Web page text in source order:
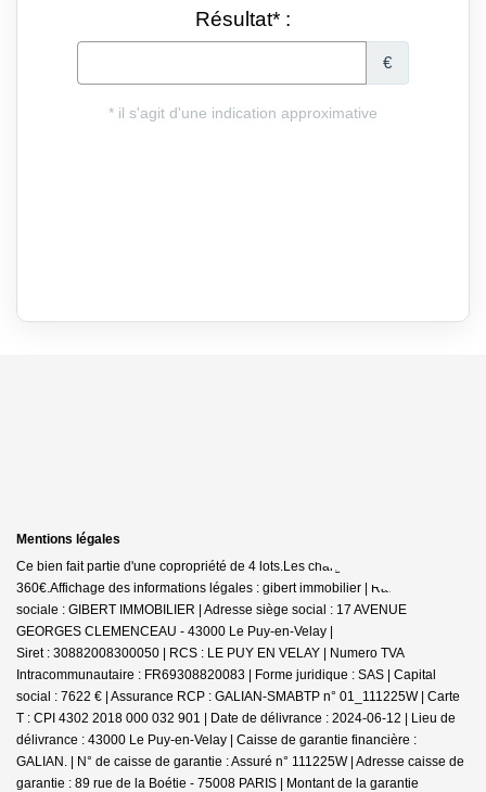
Mentions légales
Ce bien fait partie d'une copropriété de 4 lots.Les charges annuelles sont de
360€.Affichage des informations légales : gibert immobilier | Raison
sociale : GIBERT IMMOBILIER | Adresse siège social : 17 AVENUE
GEORGES CLEMENCEAU - 43000 Le Puy-en-Velay |
Siret : 30882008300050 | RCS : LE PUY EN VELAY | Numero TVA
Intracommunautaire : FR69308820083 | Forme juridique : SAS | Capital
social : 7622 € | Assurance RCP : GALIAN-SMABTP n° 01_111225W | Carte
T : CPI 4302 2018 000 032 901 | Date de délivrance : 2024-06-12 | Lieu de
délivrance : 43000 Le Puy-en-Velay | Caisse de garantie financière :
GALIAN. | N° de caisse de garantie : Assuré n° 111225W | Adresse caisse de
garantie : 89 rue de la Boétie - 75008 PARIS | Montant de la garantie